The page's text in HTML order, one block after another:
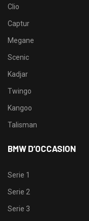
Clio
Captur
Megane
Scenic
Kadjar
Twingo
Kangoo
Talisman
BMW D’OCCASION
Serie 1
Serie 2
Serie 3